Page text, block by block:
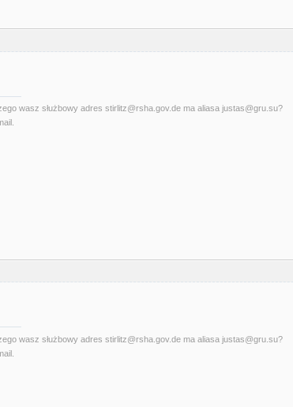
wasz służbowy adres stirlitz@rsha.gov.de ma aliasa justas@gru.su?
wasz służbowy adres stirlitz@rsha.gov.de ma aliasa justas@gru.su?